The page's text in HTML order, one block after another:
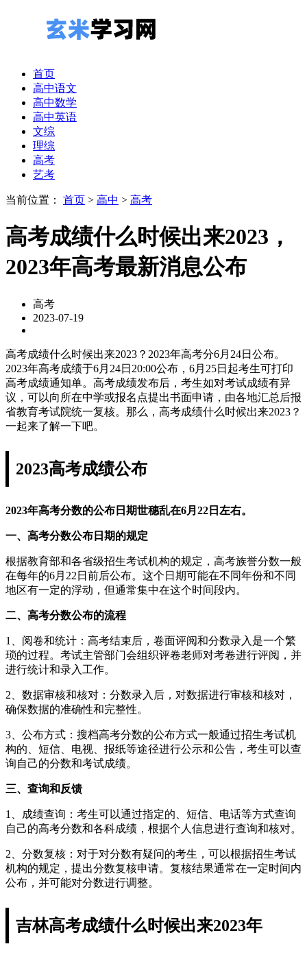
首页
高中语文
高中数学
高中英语
文综
理综
高考
艺考
当前位置： 首页 > 高中 > 高考
高考成绩什么时候出来2023，
2023年高考最新消息公布
高考
2023-07-19
高考成绩什么时候出来2023？2023年高考分6月24日公布。
2023年高考成绩于6月24日20:00公布，6月25日起考生可打印
高考成绩通知单。高考成绩发布后，考生如对考试成绩有异
议，可以向所在中学或报名点提出书面申请，由各地汇总后报
省教育考试院统一复核。那么，高考成绩什么时候出来2023？
一起来了解一下吧。
2023高考成绩公布
2023年高考分数的公布日期世穗乱在6月22日左右。
一、高考分数公布日期的规定
根据教育部和各省级招生考试机构的规定，高考族誉分数一般
在每年的6月22日前后公布。这个日期可能在不同年份和不同
地区有一定的浮动，但通常集中在这个时间段内。
二、高考分数公布的流程
1、阅卷和统计：高考结束后，卷面评阅和分数录入是一个繁
琐的过程。考试主管部门会组织评卷老师对考卷进行评阅，并
进行统计和录入工作。
2、数据审核和核对：分数录入后，对数据进行审核和核对，
确保数据的准确性和完整性。
3、公布方式：搜档高考分数的公布方式一般通过招生考试机
构的、短信、电视、报纸等途径进行公示和公告，考生可以查
询自己的分数和考试成绩。
三、查询和反馈
1、成绩查询：考生可以通过指定的、短信、电话等方式查询
自己的高考分数和各科成绩，根据个人信息进行查询和核对。
2、分数复核：对于对分数有疑问的考生，可以根据招生考试
机构的规定，提出分数复核申请。复核结果通常在一定时间内
公布，并可能对分数进行调整。
吉林高考成绩什么时候出来2023年